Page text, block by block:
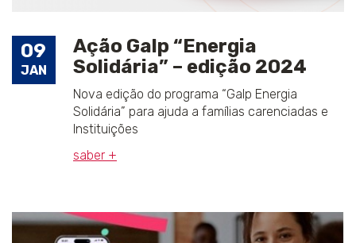
09
JAN
Ação Galp “Energia
Solidária” – edição 2024
Nova edição do programa “Galp Energia
Solidária” para ajuda a famílias carenciadas e
Instituições
saber +